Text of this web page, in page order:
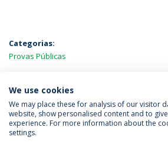
Categorias:
Provas Públicas
MAIS NOTÍCIAS
Política de Privacidade
We use cookies
We may place these for analysis of our visitor
website, show personalised content and to
experience. For more information about the
settings.